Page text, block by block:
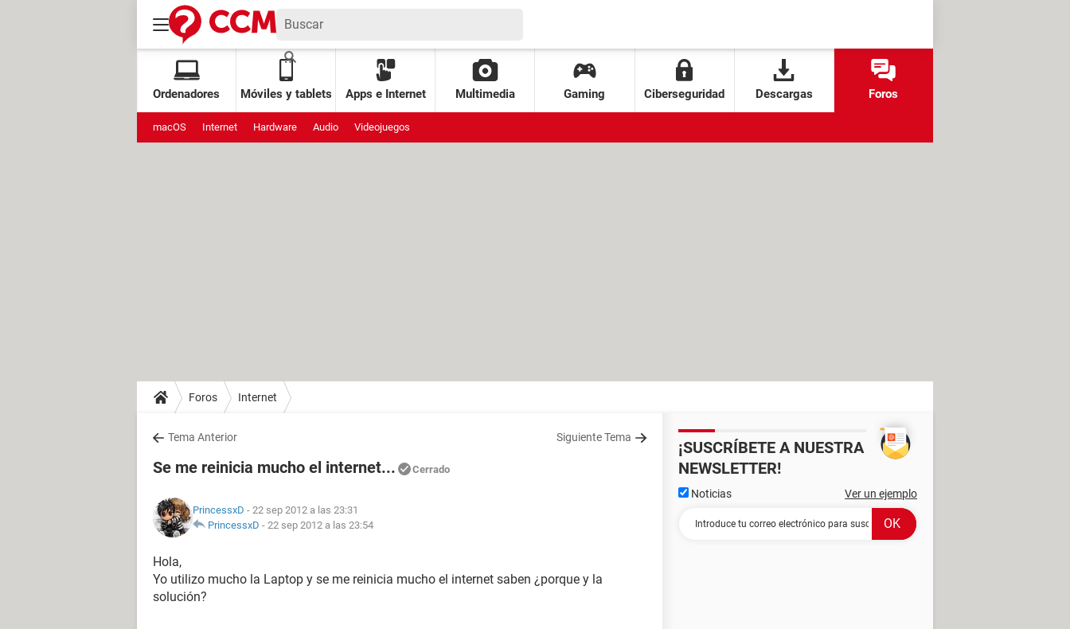
Ordenadores Móviles y tablets Apps e Internet Multimedia Gaming Ciberseguridad Descargas Foros
macOS Internet Hardware Audio Videojuegos
Foros Internet
Tema Anterior Siguiente Tema
Se me reinicia mucho el internet... Cerrado
PrincessxD - 22 sep 2012 a las 23:31
PrincessxD - 22 sep 2012 a las 23:54
Hola,
Yo utilizo mucho la Laptop y se me reinicia mucho el internet saben ¿porque y la
solución?
¡SUSCRÍBETE A NUESTRA
NEWSLETTER!
Noticias Ver un ejemplo